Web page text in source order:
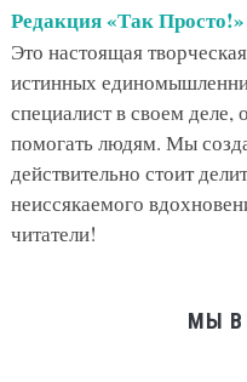
Редакция «Так Просто!»
Это настоящая
истинных
специалист в своем
помогать людям. Мы
действительно стоит
неиссякаемого
читатели!
МЫ В